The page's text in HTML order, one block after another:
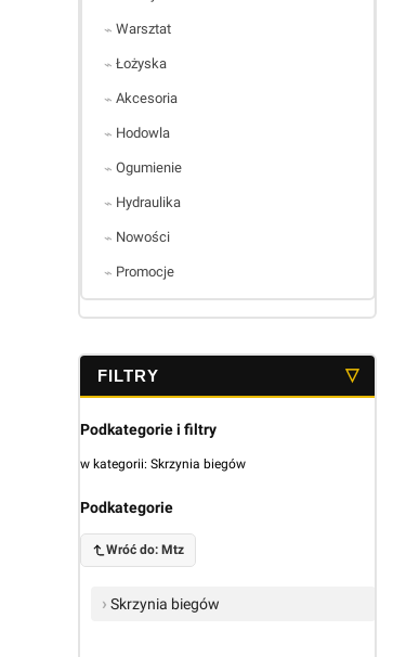
Warsztat
Łożyska
Akcesoria
Hodowla
Ogumienie
Hydraulika
Nowości
Promocje
Koniec menu
Podkategorie i filtry
w kategorii: Skrzynia biegów
Podkategorie
Wróć do: Mtz
Skrzynia biegów